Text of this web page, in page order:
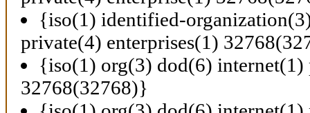
{iso(1) identified-
private(4) enterprises(1)
{iso(1) org(3) dod(6) internet(1)
32768(32768)}